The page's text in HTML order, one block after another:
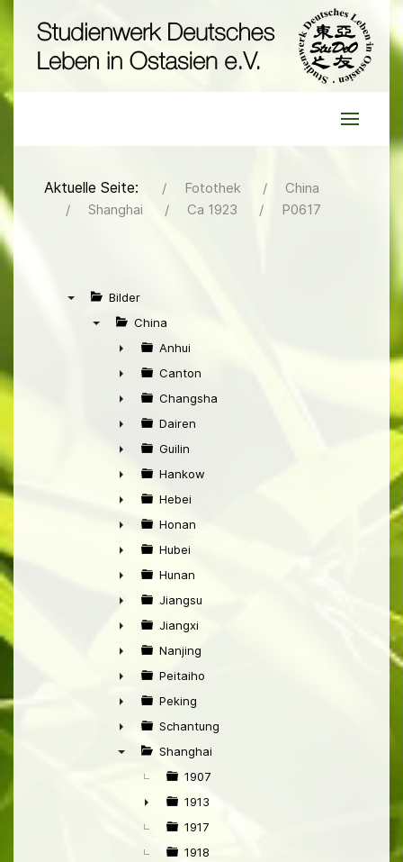
Aktuelle Seite: Fotothek
China
Shanghai
Ca 1923 P0617
Bilder
China
►
Anhui
►
Canton
►
Changsha
►
Dairen
►
Guilin
►
Hankow
►
Hebei
►
Honan
►
Hubei
►
Hunan
►
Jiangsu
►
Jiangxi
►
Nanjing
►
Peitaiho
►
Peking
►
Schantung
Shanghai
1907
►
1913
1917
1918